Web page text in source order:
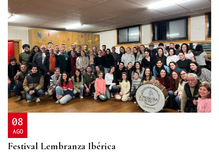
08
AGO
Festival Lembranza Ibérica